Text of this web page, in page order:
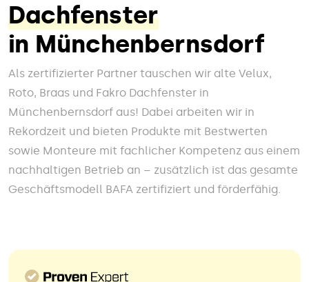
Dachfenster
in Münchenbernsdorf
Als zertifizierter Partner tauschen wir alte Velux,
Roto, Braas und Fakro Dachfenster in
Münchenbernsdorf aus! Dabei arbeiten wir in
Rekordzeit und bieten Produkte mit Bestwerten
sowie Monteure mit fachlicher Kompetenz aus einem
nachhaltigen Betrieb an – zusätzlich ist das gesamte
Geschäftsmodell BAFA zertifiziert und förderfähig.